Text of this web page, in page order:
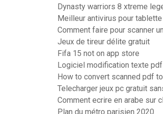
Dynasty warriors 8 xtreme
Meilleur antivirus pour
Comment faire pour scanner
Jeux de tireur délite gratuit
Fifa 15 not on app store
Logiciel modification texte
How to convert scanned pdf
Telecharger jeux pc gratuit
Comment ecrire en arabe sur
Plan du métro parisien 2020